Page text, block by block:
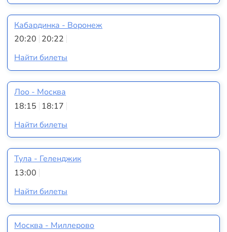
Кабардинка - Воронеж
20:20 20:22
Найти билеты
Лоо - Москва
18:15 18:17
Найти билеты
Тула - Геленджик
13:00
Найти билеты
Москва - Миллерово